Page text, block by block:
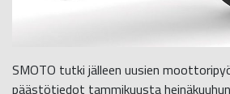
SMOTO tutki jälleen uusien
päästötiedot tammikuusta